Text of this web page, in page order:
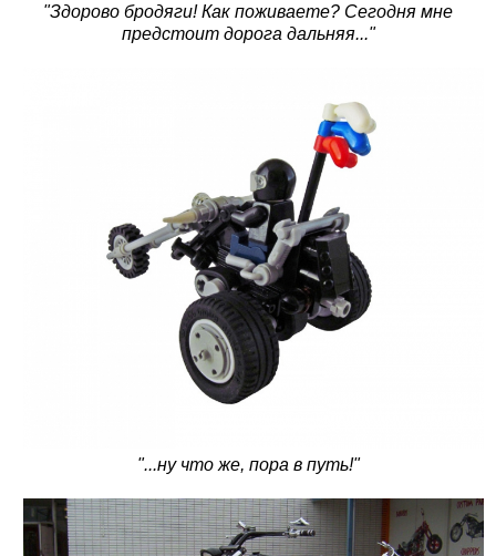
"Здорово бродяги! Как поживаете? Сегодня мне
предстоит дорога дальняя..."
"...ну что же, пора в путь!"